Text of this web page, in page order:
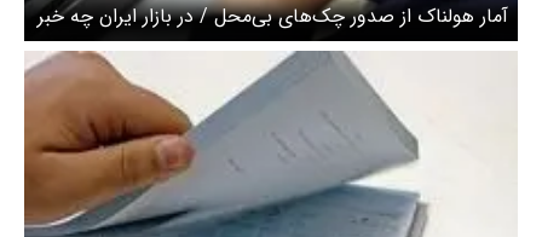
آمار هولناک از صدور چک‌های بی‌محل / در بازار ایران چه خبر
است؟